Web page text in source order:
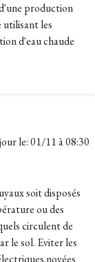
production
utilisant les
d'eau chaude
le:01/11 à 08:30
soit disposés
ou des
circulent de
le sol. Eviter les
noyées